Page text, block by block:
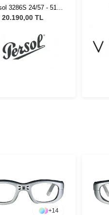
3286S 24/57 - 51
Güneş Gözlüğü
20.190,00 TL
+14